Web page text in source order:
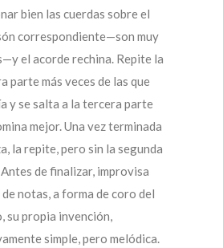
bien las cuerdas sobre el
correspondiente—son muy
el acorde rechina. Repite la
parte más veces de las que
y se salta a la tercera parte
mejor. Una vez terminada
la repite, pero sin la segunda
de finalizar, improvisa
de notas, a forma de coro del
su propia invención,
simple, pero melódica.